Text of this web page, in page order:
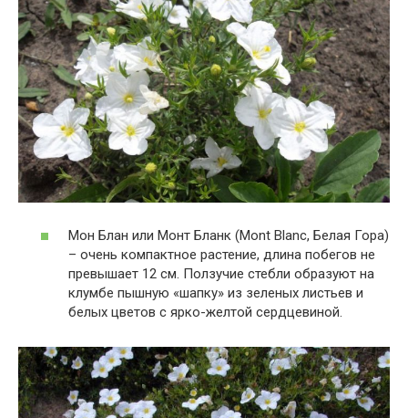
Мон Блан или Монт Бланк (Mont Blanc, Белая Гора)
– очень компактное растение, длина побегов не
превышает 12 см. Ползучие стебли образуют на
клумбе пышную «шапку» из зеленых листьев и
белых цветов с ярко-желтой сердцевиной.